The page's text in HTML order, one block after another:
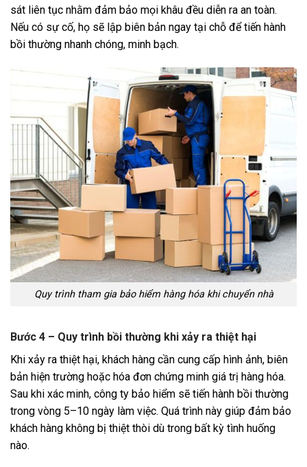
sát liên tục nhằm đảm bảo mọi khâu đều diễn ra an toàn.
Nếu có sự cố, họ sẽ lập biên bản ngay tại chỗ để tiến hành
bồi thường nhanh chóng, minh bạch.
Quy trình tham gia bảo hiểm hàng hóa khi chuyển nhà
Bước 4 – Quy trình bồi thường khi xảy ra thiệt hại
Khi xảy ra thiệt hại, khách hàng cần cung cấp hình ảnh, biên
bản hiện trường hoặc hóa đơn chứng minh giá trị hàng hóa.
Sau khi xác minh, công ty bảo hiểm sẽ tiến hành bồi thường
trong vòng 5–10 ngày làm việc. Quá trình này giúp đảm bảo
khách hàng không bị thiệt thòi dù trong bất kỳ tình huống
nào.